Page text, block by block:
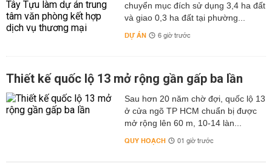
chuyển mục đích sử dụng 3,4 ha đất
và giao 0,3 ha đất tại phường...
DỰ ÁN 6 giờ trước
Thiết kế quốc lộ 13 mở rộng gần gấp ba lần
Sau hơn 20 năm chờ đợi, quốc lộ 13
ở cửa ngõ TP HCM chuẩn bị được
mở rộng lên 60 m, 10-14 làn...
QUY HOẠCH 01 giờ trước